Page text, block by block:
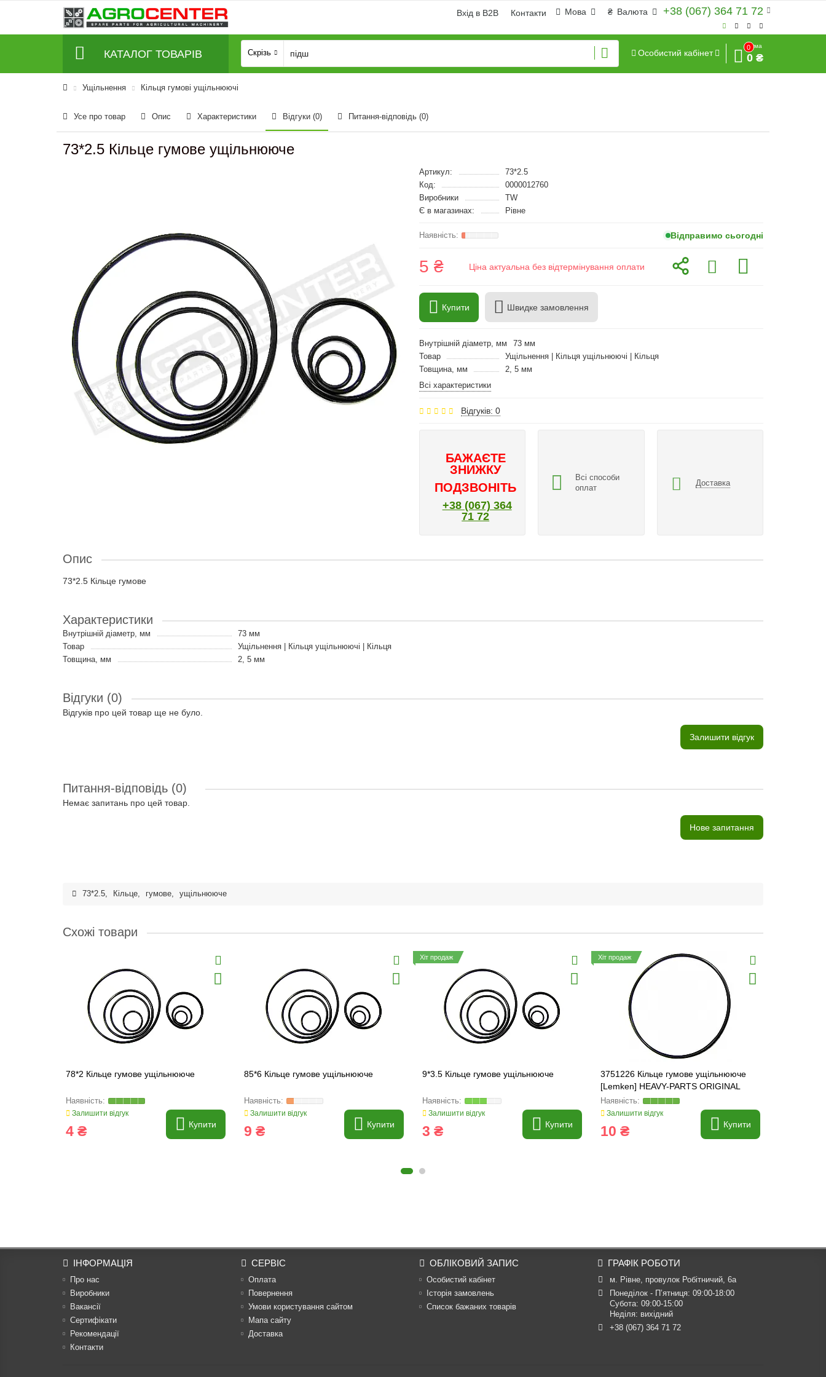
+38 (067) 364 71 72
₴ Валюта
Мова
Вхід в B2B Контакти
КАТАЛОГ ТОВАРІВ Скрізь Особистий кабінет
0
Сума
0 ₴
Ущільнення Кільця гумові ущільнюючі
Усе про товар Опис Характеристики Відгуки (0) Питання-відповідь (0)
73*2.5 Кільце гумове ущільнююче
Артикул:
73*2.5
Код:
0000012760
Виробники
TW
Є в магазинах:
Рівне
Відправимо сьогодні
5 ₴ Ціна актуальна без відтермінування оплати
Купити Швидке замовлення
Внутрішній діаметр, мм
73 мм
Товар
Ущільнення | Кільця ущільнюючі | Кільця
Товщина, мм
2, 5 мм
Всі характеристики
Відгуків: 0
БАЖАЄТЕ
ЗНИЖКУ
ПОДЗВОНІТЬ
+38 (067) 364
71 72
Всі способи
оплат
Доставка
Опис
73*2.5 Кільце гумове
Характеристики
Внутрішній діаметр, мм
73 мм
Товар
Ущільнення | Кільця ущільнюючі | Кільця
Товщина, мм
2, 5 мм
Відгуки (0)
Відгуків про цей товар ще не було.
Залишити відгук
Питання-відповідь (0)
Немає запитань про цей товар.
Нове запитання
73*2.5, Кільце, гумове, ущільнююче
Схожі товари
78*2 Кільце гумове ущільнююче
Залишити відгук
4 ₴ Купити
85*6 Кільце гумове ущільнююче
Залишити відгук
9 ₴ Купити
Хіт продаж
9*3.5 Кільце гумове ущільнююче
Залишити відгук
3 ₴ Купити
Хіт продаж
3751226 Кільце гумове ущільнююче
[Lemken] HEAVY-PARTS ORIGINAL
Залишити відгук
10 ₴ Купити
ІНФОРМАЦІЯ
Про нас
Виробники
Вакансії
Сертифікати
Рекомендації
Контакти
СЕРВІС
Оплата
Повернення
Умови користування сайтом
Мапа сайту
Доставка
ОБЛІКОВИЙ ЗАПИС
Особистий кабінет
Історія замовлень
Список бажаних товарів
ГРАФІК РОБОТИ
м. Рівне, провулок Робітничий, 6а
Понеділок - П’ятниця: 09:00-18:00
Субота: 09:00-15:00
Неділя: вихідний
+38 (067) 364 71 72